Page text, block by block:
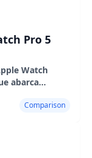
Pro 5
Watch
abarca
Comparison